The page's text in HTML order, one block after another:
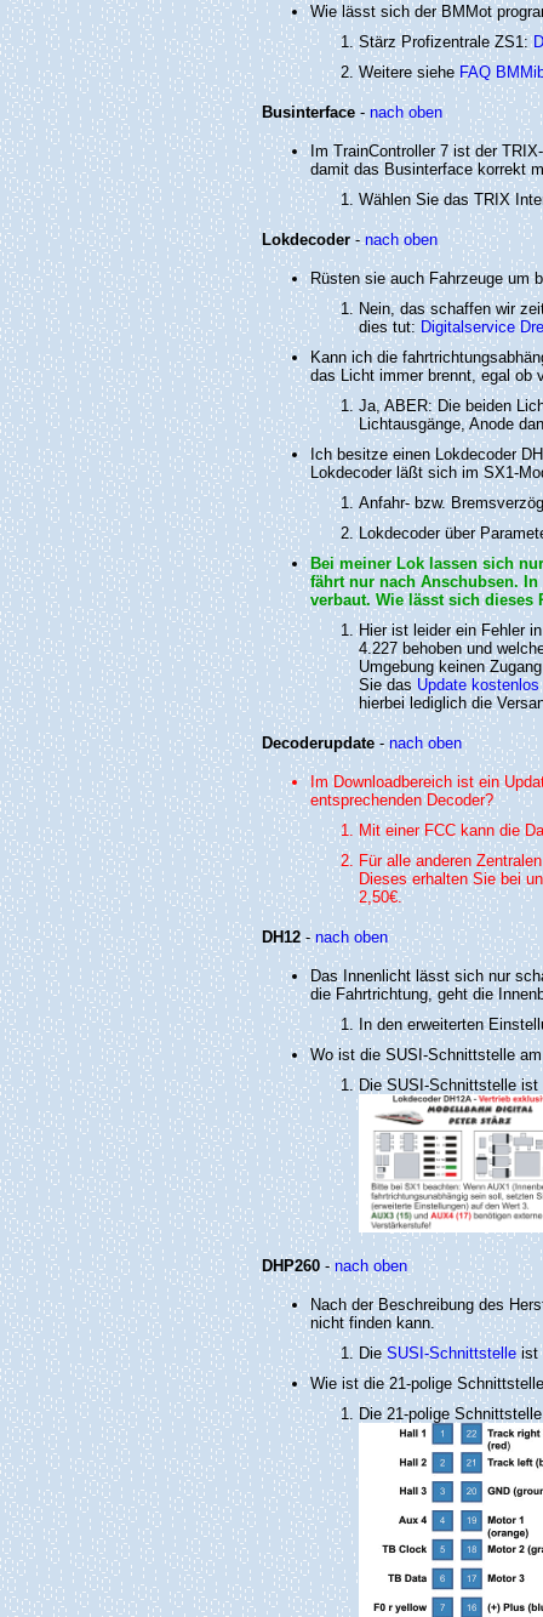
Wie lässt sich der BMMot
Stärz Profizentrale ZS1:
Weitere siehe FAQ
Businterface - nach oben
Im TrainController 7 ist der
damit das Businterface korrekt
Wählen Sie das TRIX
Lokdecoder -nach oben
Rüsten sie auch Fahrzeuge um
Nein, das schaffen wir
dies tut: Digitalservice
Kann ich die
das Licht immer brennt, egal ob
Ja, ABER: Die beiden
Lichtausgänge, Anode
Ich besitze einen Lokdecoder
Lokdecoder läßt sich im SX1-
Anfahr- bzw.
Lokdecoder über
Bei meiner Lok lassen sich
fährt nur nach Anschubsen. In
verbaut. Wie lässt sich dieses
Hier ist leider ein Fehler
4.227 behoben und
Umgebung keinen
Sie das Update
hierbei lediglich die
Decoderupdate-nach oben
Im Downloadbereich ist ein
entsprechenden Decoder?
Mit einer FCC kann die
Für alle anderen
Dieses erhalten Sie bei
2,50€.
DH12-nach oben
Das Innenlicht lässt sich nur
die Fahrtrichtung, geht die
In den erweiterten
Wo ist die SUSI-Schnittstelle
Die SUSI-Schnittstelle ist
DHP260 - nach oben
Nach der Beschreibung des
nicht finden kann.
DieSUSI-Schnittstelleist
Wie ist die 21-polige
Die 21-polige